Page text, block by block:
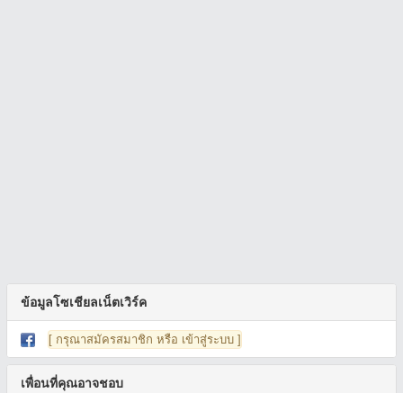
ข้อมูลโซเชียลเน็ตเวิร์ค
[ กรุณาสมัครสมาชิก หรือ เข้าสู่ระบบ ]
เพื่อนที่คุณอาจชอบ